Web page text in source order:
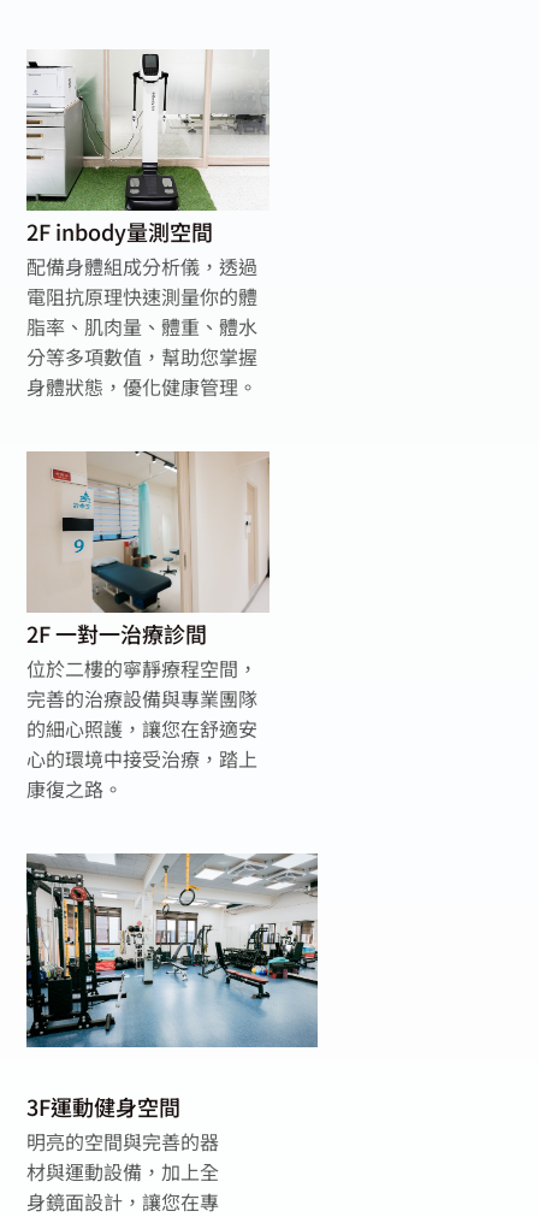
2F inbody量測空間
配備身體組成分析儀，透過
電阻抗原理快速測量你的體
脂率、肌肉量、體重、體水
分等多項數值，幫助您掌握
身體狀態，優化健康管理。
2F 一對一治療診間
位於二樓的寧靜療程空間，
完善的治療設備與專業團隊
的細心照護，讓您在舒適安
心的環境中接受治療，踏上
康復之路。
3F運動健身空間
明亮的空間與完善的器
材與運動設備，加上全
身鏡面設計，讓您在專